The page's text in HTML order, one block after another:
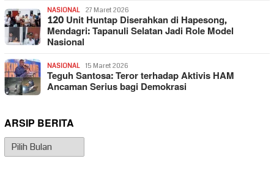
NASIONAL 27 Maret 2026
120 Unit Huntap Diserahkan di Hapesong,
Mendagri: Tapanuli Selatan Jadi Role Model
Nasional
NASIONAL 15 Maret 2026
Teguh Santosa: Teror terhadap Aktivis HAM
Ancaman Serius bagi Demokrasi
ARSIP BERITA
Arsip
Berita